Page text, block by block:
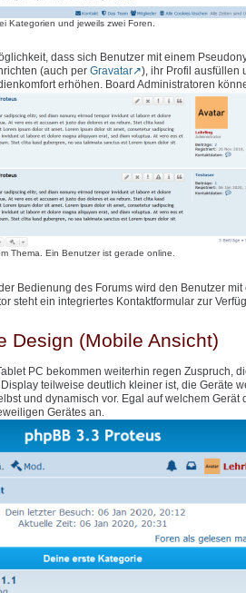
Kategorien und jeweils zwei Foren.
dass sich Benutzer mit einem
(auch per Gravatar
), ihr Profil ausfüllen
erhöhen. Board Administratoren
Thema. Ein Benutzer ist gerade online.
Bedienung des Forums wird den Benutzer
steht ein integriertes Kontaktformular zur
Design (Mobile Ansicht)
PC bekommen weiterhin regen Zuspruch,
Display teilweise deutlich kleiner ist, die Geräte
und dynamisch vor. Egal auf welchem
Gerätes an.